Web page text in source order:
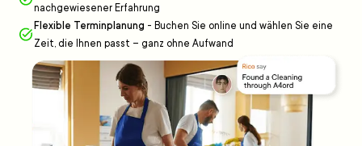
nachgewiesener Erfahrung
Flexible Terminplanung - Buchen Sie online und wählen Sie eine
Zeit, die Ihnen passt – ganz ohne Aufwand